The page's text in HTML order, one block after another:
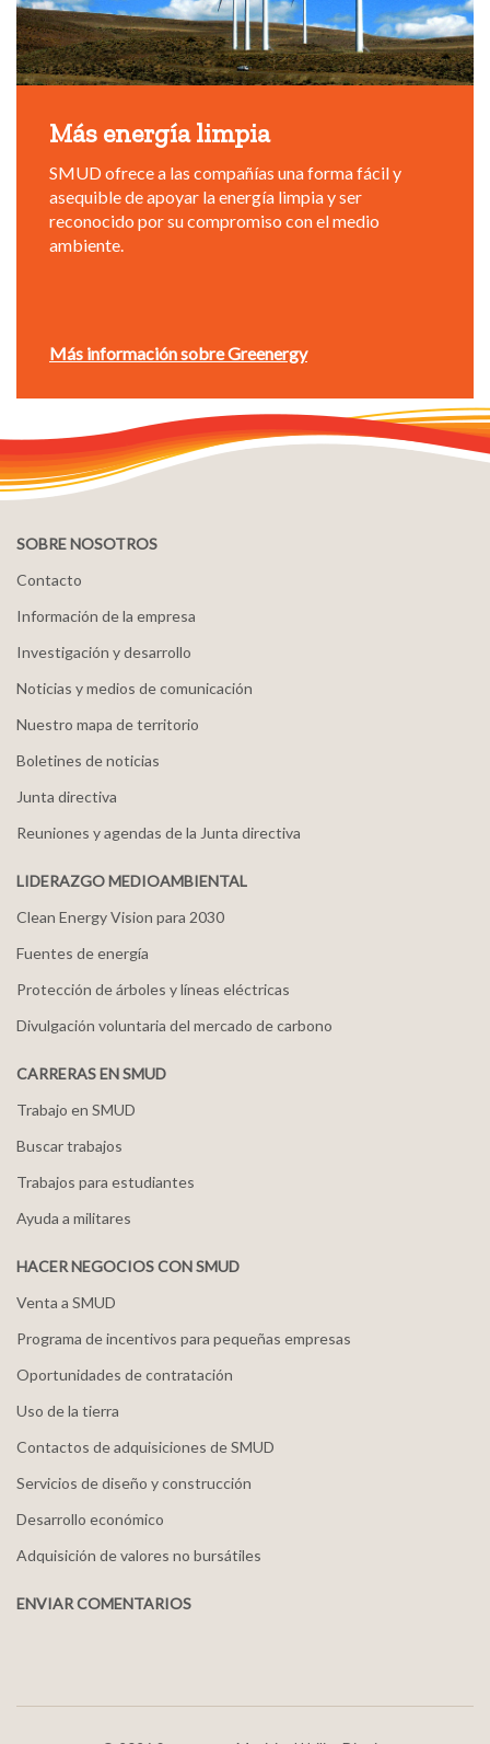
Más energía limpia
SMUD ofrece a las compañías una forma fácil y
asequible de apoyar la energía limpia y ser
reconocido por su compromiso con el medio
ambiente.
Más información sobre Greenergy
SOBRE NOSOTROS
Contacto
Información de la empresa
Investigación y desarrollo
Noticias y medios de comunicación
Nuestro mapa de territorio
Boletines de noticias
Junta directiva
Reuniones y agendas de la Junta directiva
LIDERAZGO MEDIOAMBIENTAL
Clean Energy Vision para 2030
Fuentes de energía
Protección de árboles y líneas eléctricas
Divulgación voluntaria del mercado de carbono
CARRERAS EN SMUD
Trabajo en SMUD
Buscar trabajos
Trabajos para estudiantes
Ayuda a militares
HACER NEGOCIOS CON SMUD
Venta a SMUD
Programa de incentivos para pequeñas empresas
Oportunidades de contratación
Uso de la tierra
Contactos de adquisiciones de SMUD
Servicios de diseño y construcción
Desarrollo económico
Adquisición de valores no bursátiles
ENVIAR COMENTARIOS